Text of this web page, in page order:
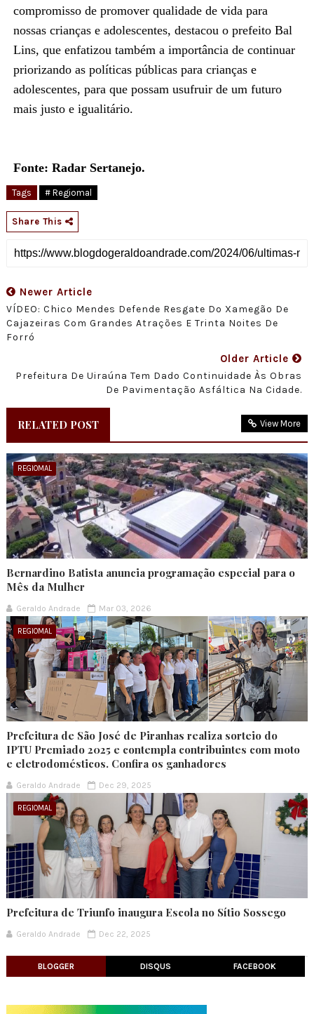
compromisso de promover qualidade de vida para
nossas crianças e adolescentes, destacou o prefeito Bal
Lins, que enfatizou também a importância de continuar
priorizando as políticas públicas para crianças e
adolescentes, para que possam usufruir de um futuro
mais justo e igualitário.
Fonte: Radar Sertanejo.
Tags # Regiomal
Share This
Newer Article
VÍDEO: Chico Mendes Defende Resgate Do Xamegão De
Cajazeiras Com Grandes Atrações E Trinta Noites De
Forró
Older Article
Prefeitura De Uiraúna Tem Dado Continuidade Às Obras
De Pavimentação Asfáltica Na Cidade.
RELATED POST View More
REGIOMAL
Bernardino Batista anuncia programação especial para o
Mês da Mulher
Geraldo Andrade Mar 03, 2026
REGIOMAL
Prefeitura de São José de Piranhas realiza sorteio do
IPTU Premiado 2025 e contempla contribuintes com moto
e eletrodomésticos. Confira os ganhadores
Geraldo Andrade Dec 29, 2025
REGIOMAL
Prefeitura de Triunfo inaugura Escola no Sítio Sossego
Geraldo Andrade Dec 22, 2025
BLOGGER DISQUS FACEBOOK